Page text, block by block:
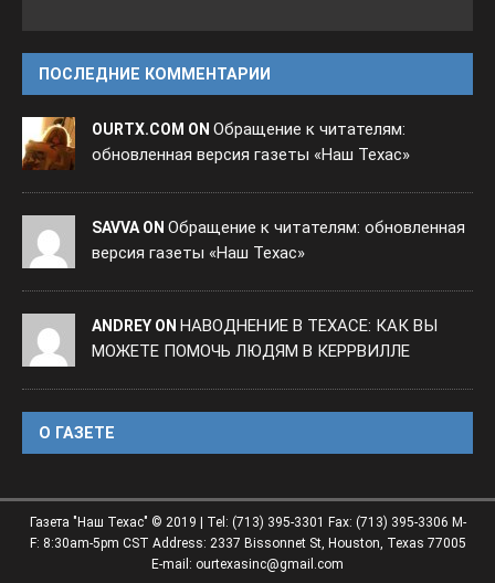
ПОСЛЕДНИЕ КОММЕНТАРИИ
OURTX.COM ON Обращение к читателям:
обновленная версия газеты «Наш Техас»
SAVVA ON Обращение к читателям: обновленная
версия газеты «Наш Техас»
ANDREY ON НАВОДНЕНИЕ В ТЕХАСЕ: КАК ВЫ
МОЖЕТЕ ПОМОЧЬ ЛЮДЯМ В КЕРРВИЛЛЕ
O ГАЗЕТЕ
Газета "Наш Техас" © 2019 | Tel: (713) 395-3301 Fax: (713) 395-3306 M-
F: 8:30am-5pm CST Address: 2337 Bissonnet St, Houston, Texas 77005
E-mail: ourtexasinc@gmail.com